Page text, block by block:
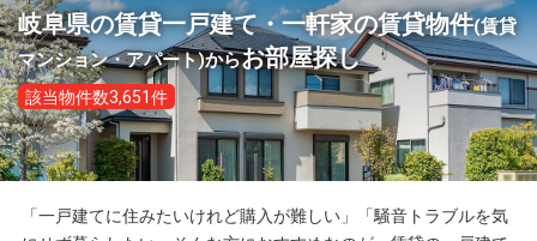
岐阜県の賃貸一戸建て・一軒家の賃貸物件(賃貸
マンション・アパート)からお部屋探し
該当物件数3,651件
「一戸建てに住みたいけれど購入が難しい」「騒音トラブルを気